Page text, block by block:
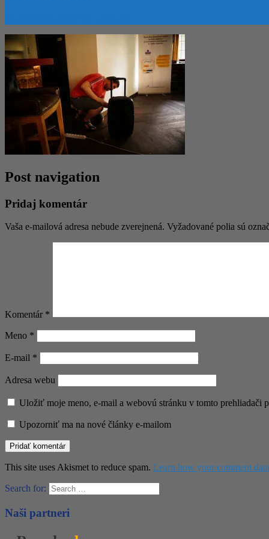
Post navigation
Pridaj komentár
Vaša e-mailová adresa nebude zverejnená. Vyžadované polia sú
Komentár *
Meno *
E-mail *
Adresa webu
Uložiť moje meno, e-mail a webovú stránku v tomto prehliadači
Upozorniť ma na nové články e-mailom
This site uses Akismet to reduce spam. Learn how your comment
Search for:
Naši partneri